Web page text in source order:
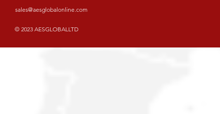
sales@aesglobalonline.com
© 2023 AESGLOBALLTD